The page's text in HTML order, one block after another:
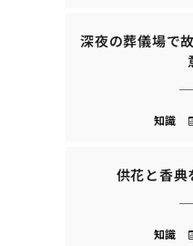
深夜の葬儀場で
知識
供花と香典
知識